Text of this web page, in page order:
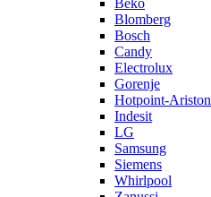
Beko
Blomberg
Bosch
Candy
Electrolux
Gorenje
Hotpoint-Ariston
Indesit
LG
Samsung
Siemens
Whirlpool